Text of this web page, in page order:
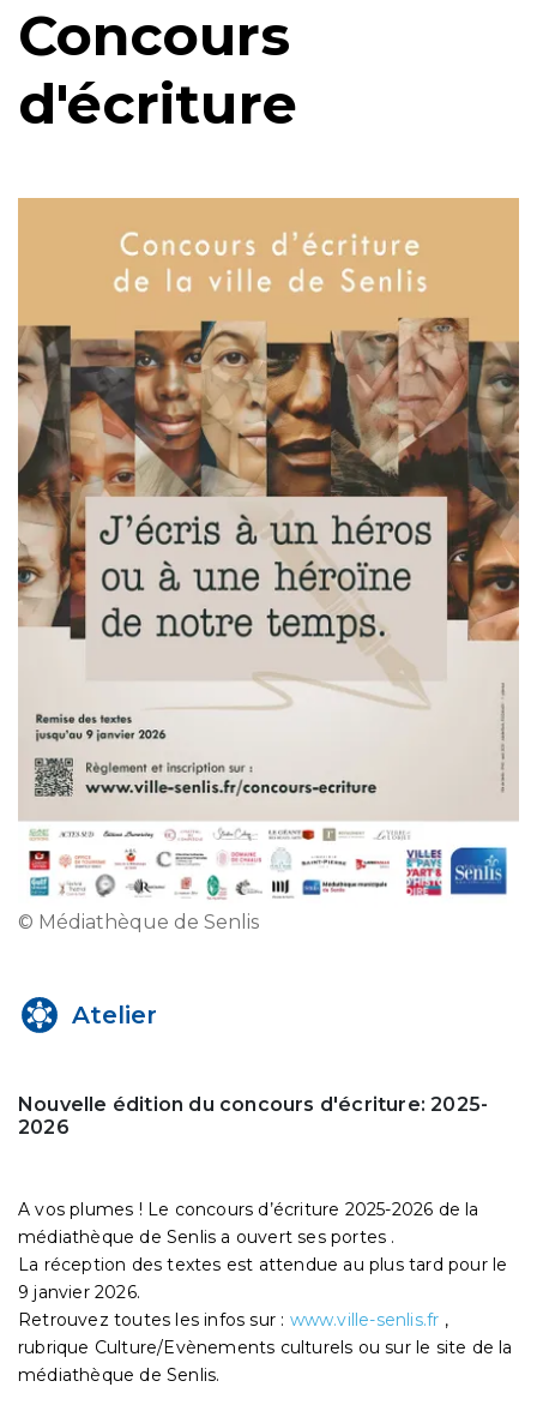
Concours
d'écriture
© Médiathèque de Senlis
Atelier
Nouvelle édition du concours d'écriture: 2025-
2026
A vos plumes ! Le concours d’écriture 2025-2026 de la
médiathèque de Senlis a ouvert ses portes .
La réception des textes est attendue au plus tard pour le
9 janvier 2026.
Retrouvez toutes les infos sur : www.ville-senlis.fr ,
rubrique Culture/Evènements culturels ou sur le site de la
médiathèque de Senlis.